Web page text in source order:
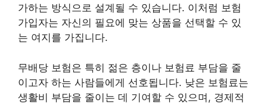
가하는 방식으로 설계될 수 있습니다. 이처럼 보험
가입자는 자신의 필요에 맞는 상품을 선택할 수 있
는 여지를 가집니다.
무배당 보험은 특히 젊은 층이나 보험료 부담을 줄
이고자 하는 사람들에게 선호됩니다. 낮은 보험료는
생활비 부담을 줄이는 데 기여할 수 있으며, 경제적